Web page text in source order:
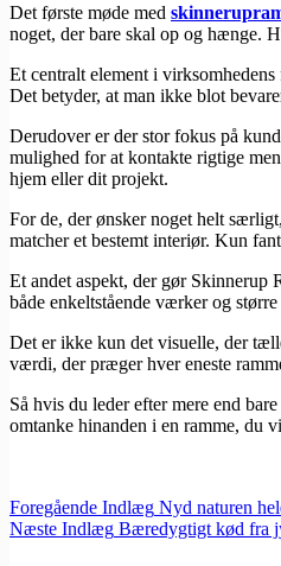
Det første møde med
noget, der bare skal op og hænge.
Et centralt element i
Det betyder, at man ikke blot
Derudover er der stor fokus på
mulighed for at kontakte rigtige
hjem eller dit projekt.
For de, der ønsker noget helt
matcher et bestemt interiør. Kun
Et andet aspekt, der gør Skinnerup
både enkeltstående værker og
Det er ikke kun det visuelle, der
værdi, der præger hver eneste
Så hvis du leder efter mere end
omtanke hinanden i en ramme, du
Foregående Indlæg Nyd naturen
Næste Indlæg Bæredygtigt kød fra